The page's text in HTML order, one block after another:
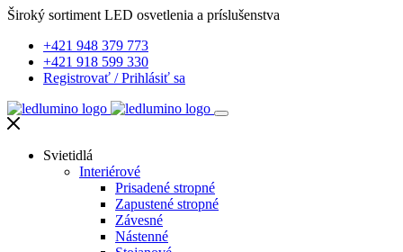
Široký sortiment LED osvetlenia a príslušenstva
+421 948 379 773
+421 918 599 330
Registrovať /Prihlásiť sa
Svietidlá
Interiérové
Prisadené stropné
Zapustené stropné
Závesné
Nástenné